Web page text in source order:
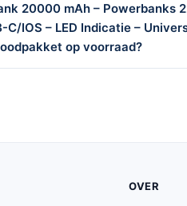
20000 mAh – Powerbanks
C/IOS – LED Indicatie –
op voorraad?
OVER